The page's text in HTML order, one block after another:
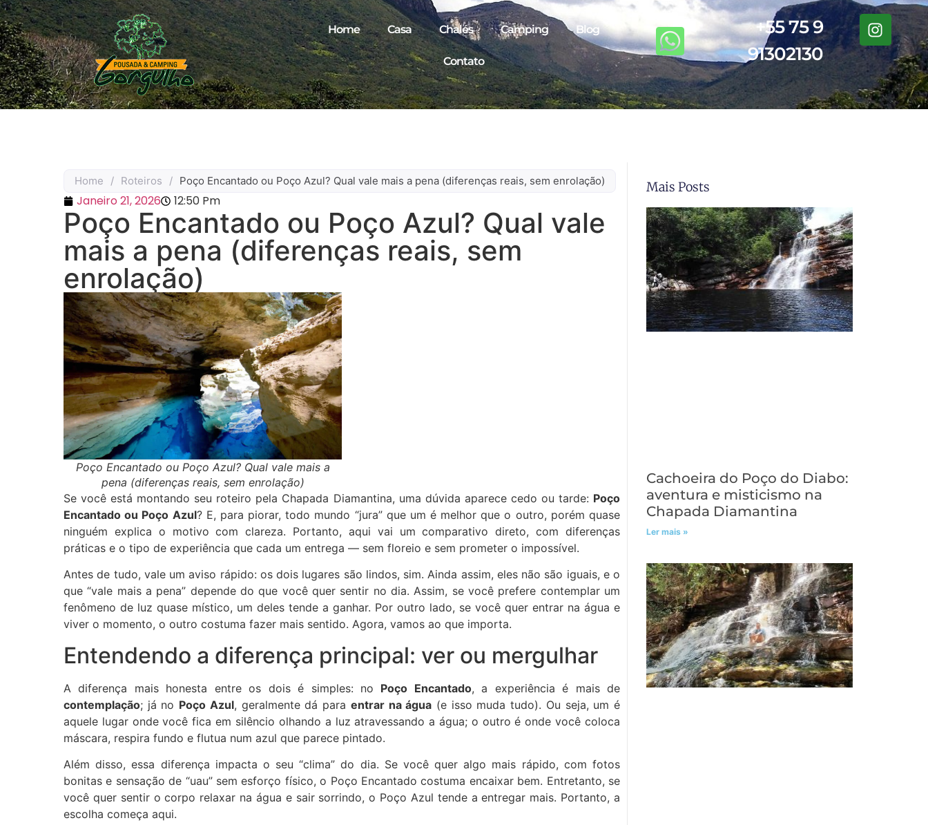
Home Casa Chalés Camping Blog
Contato
+55 75 9
91302130
Home / Roteiros / Poço Encantado ou Poço Azul? Qual vale mais a pena (diferenças reais, sem enrolação)
Janeiro 21, 2026 12:50 Pm
Poço Encantado ou Poço Azul? Qual vale
mais a pena (diferenças reais, sem
enrolação)
Poço Encantado ou Poço Azul? Qual vale mais a
pena (diferenças reais, sem enrolação)
Se você está montando seu roteiro pela Chapada Diamantina, uma dúvida aparece cedo ou tarde: Poço
Encantado ou Poço Azul? E, para piorar, todo mundo “jura” que um é melhor que o outro, porém quase
ninguém explica o motivo com clareza. Portanto, aqui vai um comparativo direto, com diferenças
práticas e o tipo de experiência que cada um entrega — sem floreio e sem prometer o impossível.
Antes de tudo, vale um aviso rápido: os dois lugares são lindos, sim. Ainda assim, eles não são iguais, e o
que “vale mais a pena” depende do que você quer sentir no dia. Assim, se você prefere contemplar um
fenômeno de luz quase místico, um deles tende a ganhar. Por outro lado, se você quer entrar na água e
viver o momento, o outro costuma fazer mais sentido. Agora, vamos ao que importa.
Entendendo a diferença principal: ver ou mergulhar
A diferença mais honesta entre os dois é simples: no Poço Encantado, a experiência é mais de
contemplação; já no Poço Azul, geralmente dá para entrar na água (e isso muda tudo). Ou seja, um é
aquele lugar onde você fica em silêncio olhando a luz atravessando a água; o outro é onde você coloca
máscara, respira fundo e flutua num azul que parece pintado.
Além disso, essa diferença impacta o seu “clima” do dia. Se você quer algo mais rápido, com fotos
bonitas e sensação de “uau” sem esforço físico, o Poço Encantado costuma encaixar bem. Entretanto, se
você quer sentir o corpo relaxar na água e sair sorrindo, o Poço Azul tende a entregar mais. Portanto, a
escolha começa aqui.
Mais Posts
Cachoeira do Poço do Diabo:
aventura e misticismo na
Chapada Diamantina
Ler mais »